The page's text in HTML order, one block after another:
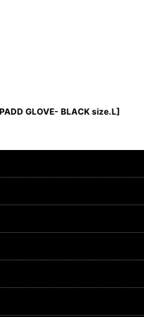
GLOVE- BLACK size.L]